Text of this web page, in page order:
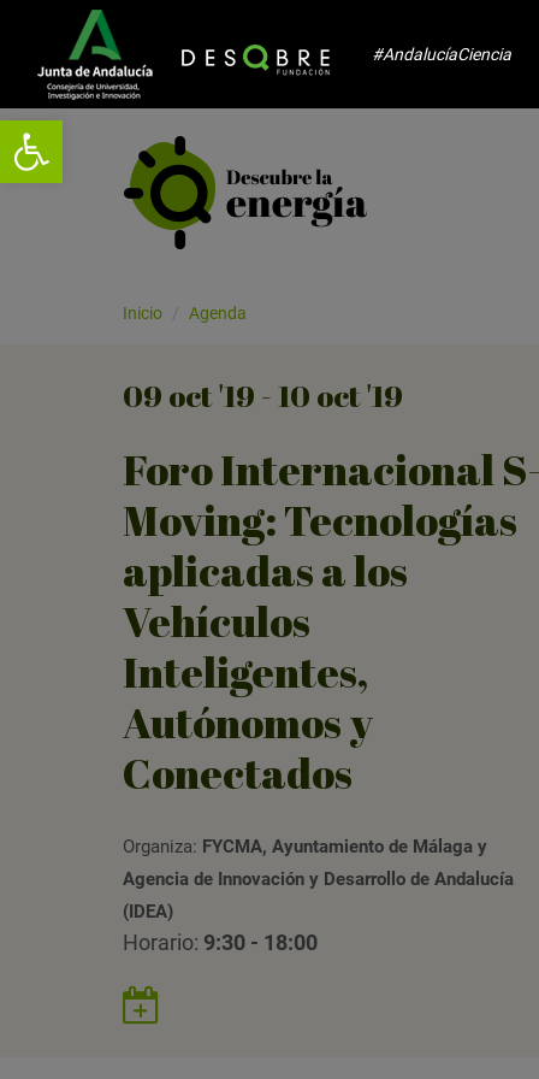
Abrir barra de herramientas
#AndalucíaCiencia
Inicio Agenda
09 oct'19 - 10 oct'19
Foro Internacional
Moving: Tecnologías
aplicadas a los
Vehículos
Inteligentes,
Autónomos y
Conectados
Organiza: FYCMA, Ayuntamiento de Málaga y
Agencia de Innovación y Desarrollo de Andalucía
(IDEA)
Horario: 9:30 - 18:00